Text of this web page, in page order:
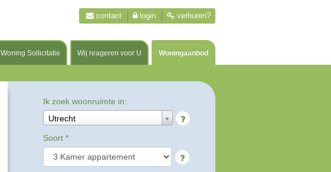
Woning Sollicitatie Wij reageren voor U Woningaanbod
contact login verhuren?
Ik zoek woonruimte in:
Utrecht
Soort *